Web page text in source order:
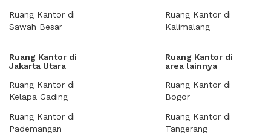
Ruang Kantor di
Sawah Besar
Ruang Kantor di
Kalimalang
Ruang Kantor di
Jakarta Utara
Ruang Kantor di
Kelapa Gading
Ruang Kantor di
Pademangan
Ruang Kantor di
area lainnya
Ruang Kantor di
Bogor
Ruang Kantor di
Tangerang